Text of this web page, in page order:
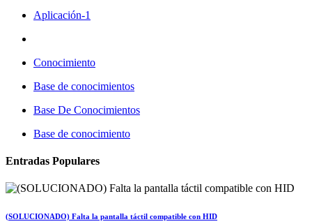
Aplicación-1
Conocimiento
Base de conocimientos
Base De Conocimientos
Base de conocimiento
Entradas Populares
(SOLUCIONADO) Falta la pantalla táctil compatible con HID